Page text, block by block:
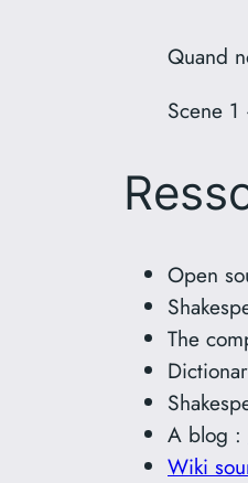
Quand
Scene
Open
The
A blog :
Wiki